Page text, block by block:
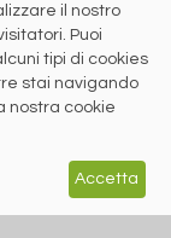
NOSTRI
il nostro
Puoi
tipi di cookies
stai navigando
nostra cookie
Accetta